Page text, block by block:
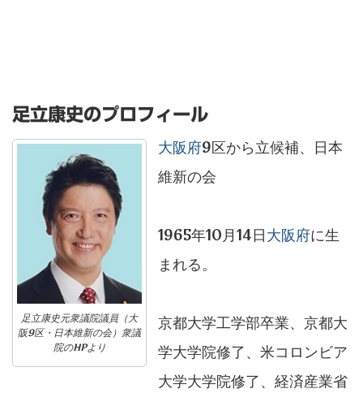
足立康史のプロフィール
足立康史元衆議院議員（大
阪9区・日本維新の会）衆議
院のHPより
大阪府9区から立候補、日本
維新の会
1965年10月14日大阪府に生
まれる。
京都大学工学部卒業、京都大
学大学院修了、米コロンビア
大学大学院修了、経済産業省